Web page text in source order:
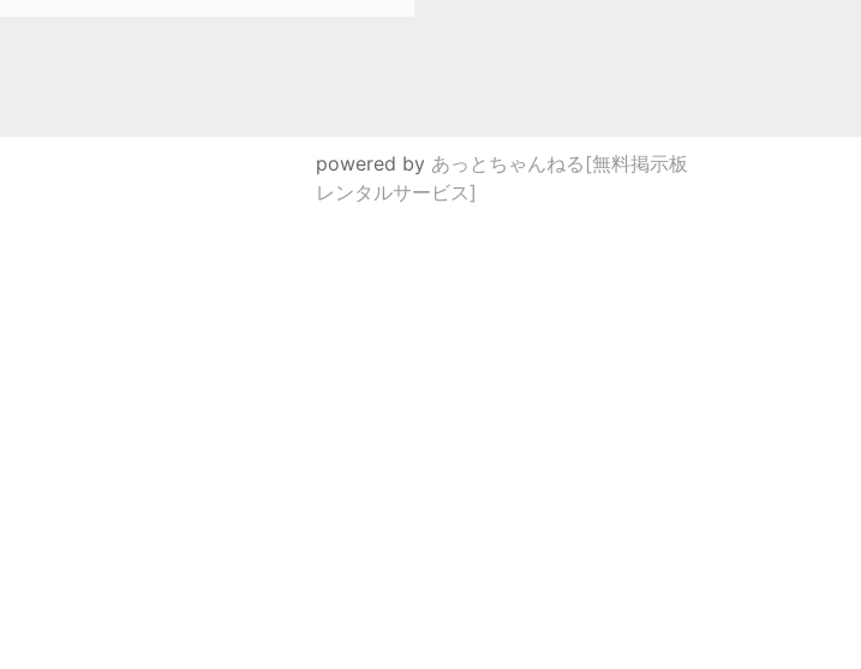
powered by あっとちゃんねる[無料掲示板
レンタルサービス]